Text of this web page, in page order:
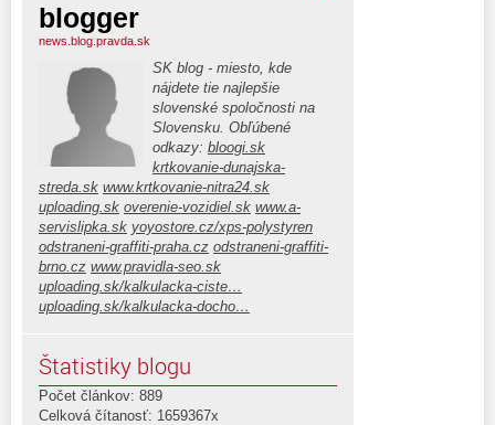
blogger
news.blog.pravda.sk
SK blog - miesto, kde
nájdete tie najlepšie
slovenské spoločnosti na
Slovensku. Obľúbené
odkazy: bloogi.sk
krtkovanie-dunajska-
streda.sk www.krtkovanie-nitra24.sk
uploading.sk overenie-vozidiel.sk www.a-
servislipka.sk yoyostore.cz/xps-polystyren
odstraneni-graffiti-praha.cz odstraneni-graffiti-
brno.cz www.pravidla-seo.sk
uploading.sk/kalkulacka-ciste…
uploading.sk/kalkulacka-docho…
Štatistiky blogu
Počet článkov: 889
Celková čítanosť: 1659367x